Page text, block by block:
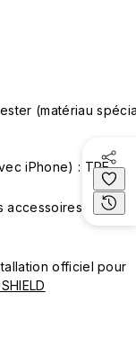
(matériau
iPhone) : TPE
accessoires
officiel pour